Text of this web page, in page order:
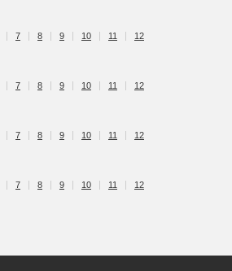
7 8 9 10 11 12
7 8 9 10 11 12
7 8 9 10 11 12
7 8 9 10 11 12